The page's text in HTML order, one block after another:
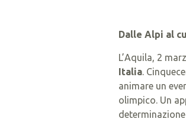
Dalle Alpi al
L’Aquila, 2
Italia .
animare un
olimpico. Un